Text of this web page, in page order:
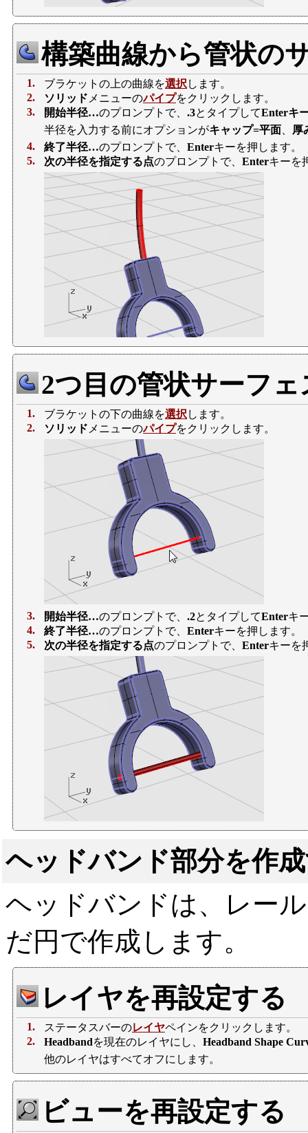
構築曲線から管状の
1. ブラケットの上の曲線を選択 します。
2.
ソリッド メニューのパイプをクリックします。
3.
開始半径…のプロンプトで、 .3とタイプしてEnterキ
半径を入力する前にオプションがキャップ=平面
厚
4.
終了半径…のプロンプトで、 Enterキーを押します。
5.
次の半径を指定する点のプロンプトで、 Enterキーを
2つ目の管状サーフ
1. ブラケットの下の曲線を選択 します。
2.
ソリッド メニューのパイプをクリックします。
3. 開始半径…のプロンプトで、 .2とタイプしてEnterキ
4.
終了半径…のプロンプトで、 Enterキーを押します。
5.
次の半径を指定する点のプロンプトで、 Enterキーを
ヘッドバンド部分を作
ヘッドバンドは、レー
だ円で作成します。
レイヤを再設定する
1. ステータスバーのレイヤペインをクリックします。
2.
Headbandを現在のレイヤにし、 Headband Shape
他のレイヤはすべてオフにします。
ビューを再設定する